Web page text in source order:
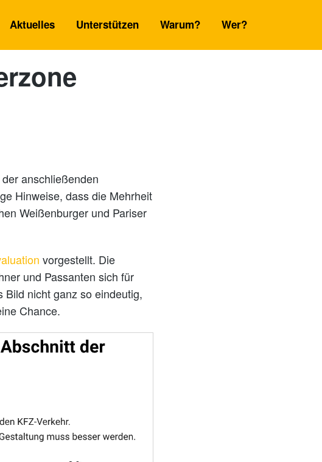
Aktuelles Unterstützen Warum? Wer?
anschließenden
Hinweise, dass die Mehrheit
Weißenburger und Pariser
vorgestellt. Die
und Passanten sich für
nicht ganz so eindeutig,
Chance.